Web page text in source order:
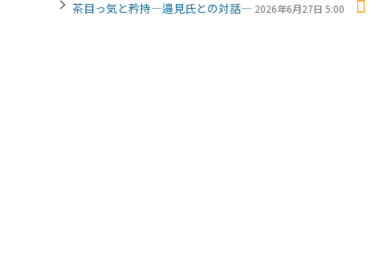
茶目っ気と矜持―邉見氏との対話― 2026年6月27日 5:00